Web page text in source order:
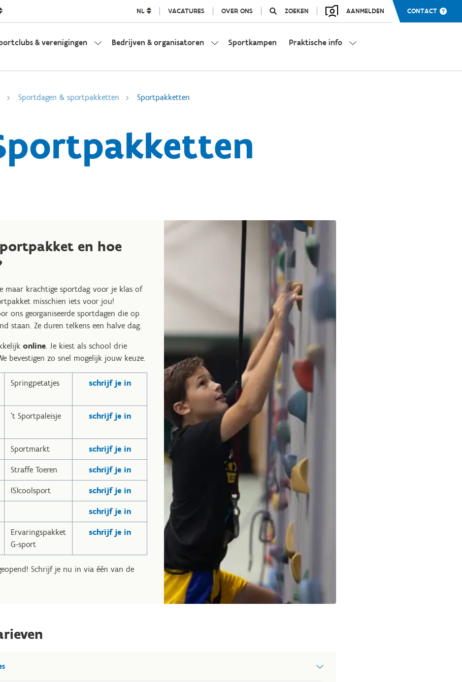
NL VACATURES OVER ONS ZOEKEN AANMELDEN CONTACT
& verenigingen Bedrijven & organisatoren Sportkampen Praktische info
Sportdagen & sportpakketten Sportpakketten
en hoe
maar krachtige sportdag voor je klas of
misschien iets voor jou!
ons georganiseerde sportdagen die op
staan. Ze duren telkens een halve dag.
online. Je kiest als school drie
bevestigen zo snel mogelijk jouw keuze.
Springpetatjes schrijf je in
't Sportpaleisje schrijf je in
Sportmarkt schrijf je in
Straffe Toeren schrijf je in
(S)coolsport schrijf je in
schrijf je in
Ervaringspakket
G-sport
schrijf je in
Schrijf je nu in via één van de